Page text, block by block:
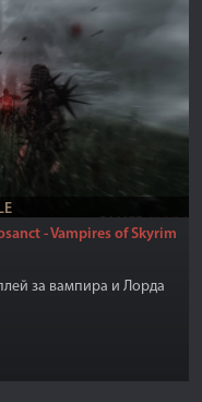
- Vampires of Skyrim
за вампира и Лорда